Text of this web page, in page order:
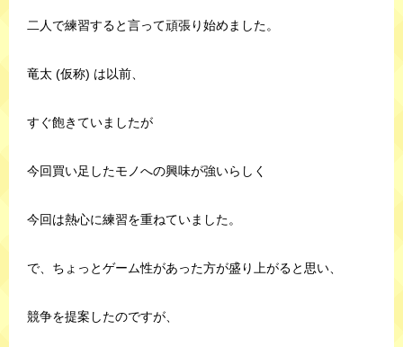
二人で練習すると言って頑張り始めました。
竜太 (仮称) は以前、
すぐ飽きていましたが
今回買い足したモノへの興味が強いらしく
今回は熱心に練習を重ねていました。
で、ちょっとゲーム性があった方が盛り上がると思い、
競争を提案したのですが、